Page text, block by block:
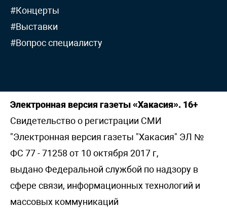
#Концерты
#Выставки
#Вопрос специалисту
Электронная версия газеты «Хакасия». 16+
Свидетельство о регистрации СМИ
"Электронная версия газеты "Хакасия" ЭЛ №
ФС 77 - 71258 от 10 октября 2017 г,
выдано Федеральной службой по надзору в
сфере связи, информационных технологий и
массовых коммуникаций